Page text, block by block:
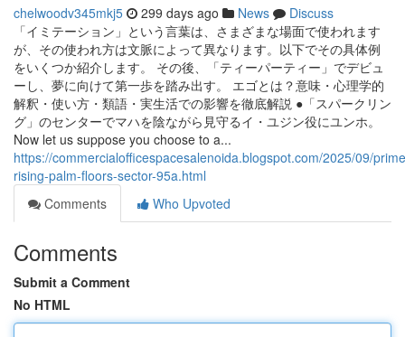
chelwoodv345mkj5 299 days ago News
Discuss
「イミテーション」という言葉は、さまざまな場面で使われます
が、その使われ方は文脈によって異なります。以下でその具体例
をいくつか紹介します。 その後、「ティーパーティー」でデビュ
ーし、夢に向けて第一歩を踏み出す。 エゴとは？意味・心理学的
解釈・使い方・類語・実生活での影響を徹底解説 ●「スパークリン
グ」のセンターでマハを陰ながら見守るイ・ユジン役にユンホ。
Now let us suppose you choose to a...
https://commercialofficespacesalenoida.blogspot.com/2025/09/
rising-palm-floors-sector-95a.html
Comments
Who Upvoted
Comments
Submit a Comment
No HTML